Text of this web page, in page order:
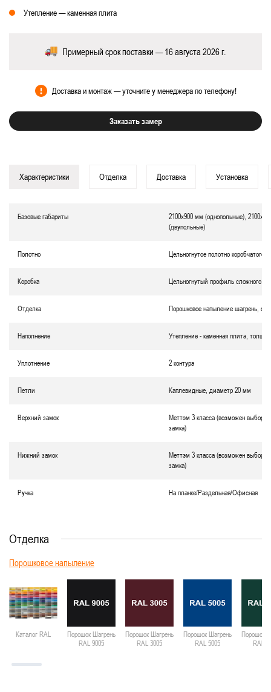
Утепление — каменная плита
Примерный срок поставки — 16 августа 2026 г.
Доставка и монтаж — уточните у менеджера по телефону!
Заказать замер
Характеристики Отделка Доставка Установка
Базовые габариты
2100х900 мм (однопольные),
(двупольные)
Полотно Цельногнутое полотно коробчатого
Коробка Цельногнутый профиль сложного
Отделка Порошковое напыление шагрень,
Наполнение Утепление - каменная плита,
Уплотнение 2 контура
Петли Каплевидные, диаметр 20 мм
Верхний замок
Меттэм 3 класса (возможен выбор
замка)
Нижний замок
Меттэм 3 класса (возможен выбор
замка)
Ручка На планке/Раздельная/Офисная
Отделка
Порошковое напыление
Каталог RAL
Порошок Шагрень
RAL 9005
Порошок Шагрень
RAL 3005
Порошок Шагрень
RAL 5005
Порошок
RAL